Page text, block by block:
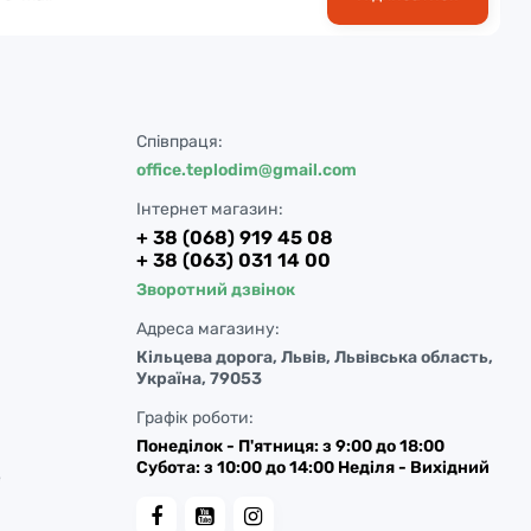
Співпраця:
office.teplodim@gmail.com
Інтернет магазин:
+ 38 (068) 919 45 08
+ 38 (063) 031 14 00
Зворотний дзвінок
Адреса магазину:
Кільцева дорога, Львів, Львівська область,
Україна, 79053
Графік роботи:
Понеділок - П'ятниця: з 9:00 до 18:00
Субота: з 10:00 до 14:00 Неділя - Вихідний